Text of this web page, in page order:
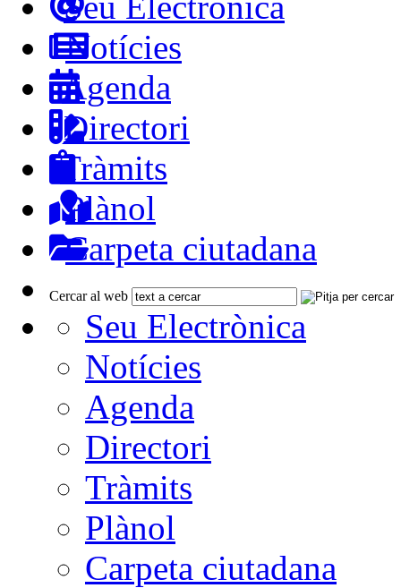
Notícies
Agenda
Directori
Tràmits
Plànol
Carpeta ciutadana
Cercar al web
Seu Electrònica
Notícies
Agenda
Directori
Tràmits
Plànol
Carpeta ciutadana